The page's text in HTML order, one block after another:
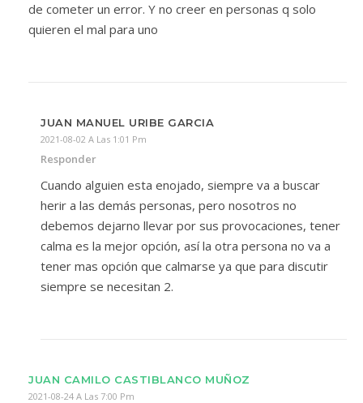
de cometer un error. Y no creer en personas q solo
quieren el mal para uno
JUAN MANUEL URIBE GARCIA
2021-08-02 A Las 1:01 Pm
Responder
Cuando alguien esta enojado, siempre va a buscar
herir a las demás personas, pero nosotros no
debemos dejarno llevar por sus provocaciones, tener
calma es la mejor opción, así la otra persona no va a
tener mas opción que calmarse ya que para discutir
siempre se necesitan 2.
JUAN CAMILO CASTIBLANCO MUÑOZ
2021-08-24 A Las 7:00 Pm